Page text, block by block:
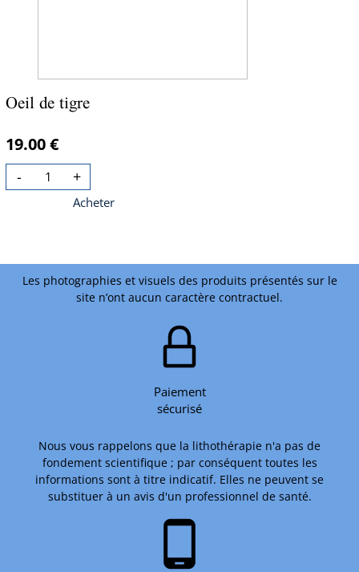
Oeil de tigre
19.00 €
- +
Acheter
Les photographies et visuels des produits présentés sur le
site n’ont aucun caractère contractuel.
Paiement
sécurisé
Nous vous rappelons que la lithothérapie n'a pas de
fondement scientifique ; par conséquent toutes les
informations sont à titre indicatif. Elles ne peuvent se
substituer à un avis d'un professionnel de santé.
phone_android